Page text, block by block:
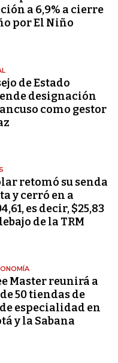
a 6,9% a cierre
por El Niño
de Estado
designación
como gestor
retomó su senda
y cerró en a
es decir, $25,83
de la TRM
Master reunirá a
50 tiendas de
especialidad en
y la Sabana